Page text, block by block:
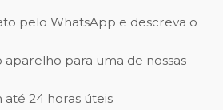
pelo WhatsApp e descreva o
aparelho para uma de nossas
até 24 horas úteis